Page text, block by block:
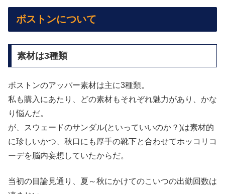
ボストンについて
素材は3種類
ボストンのアッパー素材は主に3種類。
私も購入にあたり、どの素材もそれぞれ魅力があり、かな
り悩んだ。
が、スウェードのサンダル(といっていいのか？)は素材的
に珍しいかつ、秋口にも厚手の靴下と合わせてホッコリコ
ーデを脳内妄想していたからだ。
当初の目論見通り、夏～秋にかけてのこいつの出勤回数は